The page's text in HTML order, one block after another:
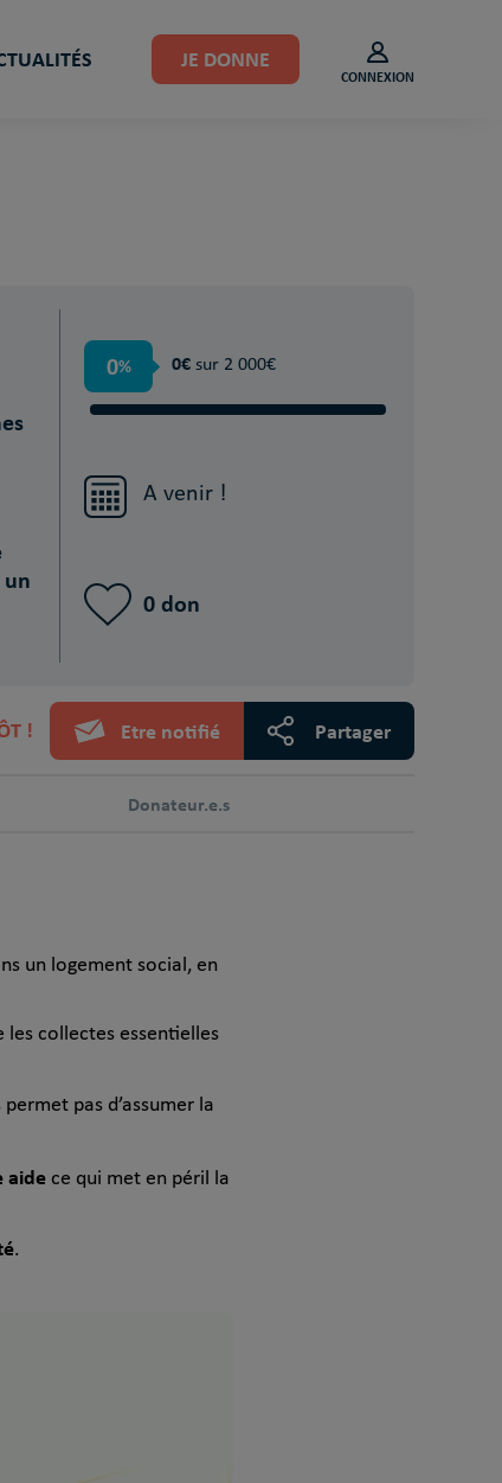
JE DONNE
CONNEXION
0% 0€ sur 2 000€
A venir !
0 don
! Etre notifié Partager
Donateur.e.s
un logement social, en
les collectes essentielles
pas d’assumer la
aide ce qui met en péril la
.